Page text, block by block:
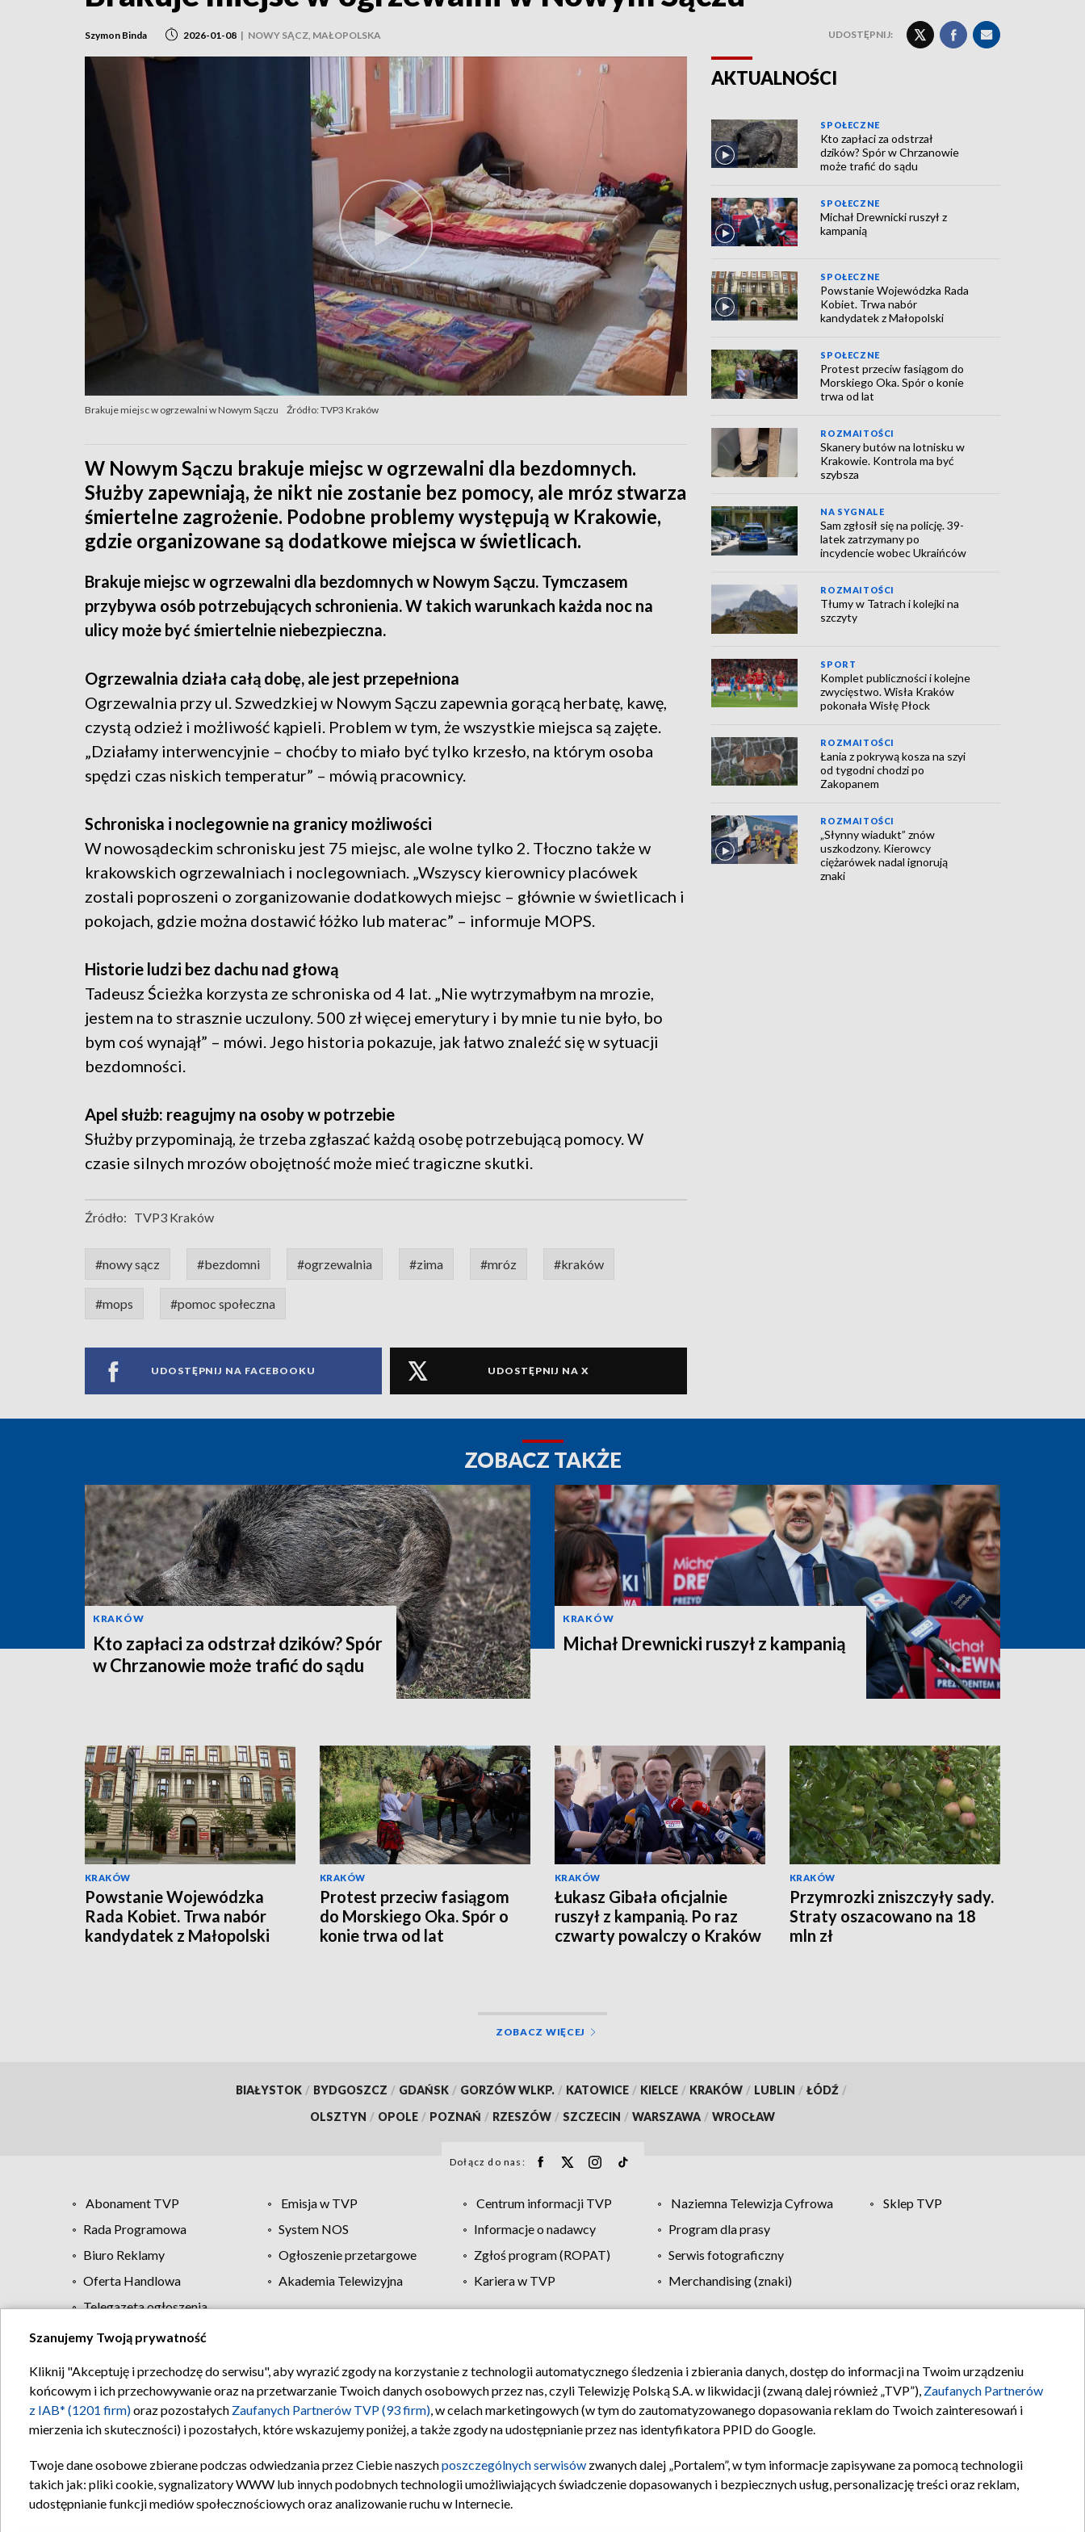
Szymon Binda 2026-01-08 | NOWY SĄCZ, MAŁOPOLSKA UDOSTĘPNIJ:
Brakuje miejsc w ogrzewalni w Nowym Sączu Źródło: TVP3 Kraków
W Nowym Sączu brakuje miejsc w ogrzewalni dla bezdomnych.
Służby zapewniają, że nikt nie zostanie bez pomocy, ale mróz stwarza
śmiertelne zagrożenie. Podobne problemy występują w Krakowie,
gdzie organizowane są dodatkowe miejsca w świetlicach.
Brakuje miejsc w ogrzewalni dla bezdomnych w Nowym Sączu. Tymczasem
przybywa osób potrzebujących schronienia. W takich warunkach każda noc na
ulicy może być śmiertelnie niebezpieczna.
Ogrzewalnia działa całą dobę, ale jest przepełniona
Ogrzewalnia przy ul. Szwedzkiej w Nowym Sączu zapewnia gorącą herbatę, kawę,
czystą odzież i możliwość kąpieli. Problem w tym, że wszystkie miejsca są zajęte.
„Działamy interwencyjnie – choćby to miało być tylko krzesło, na którym osoba
spędzi czas niskich temperatur” – mówią pracownicy.
Schroniska i noclegownie na granicy możliwości
W nowosądeckim schronisku jest 75 miejsc, ale wolne tylko 2. Tłoczno także w
krakowskich ogrzewalniach i noclegowniach. „Wszyscy kierownicy placówek
zostali poproszeni o zorganizowanie dodatkowych miejsc – głównie w świetlicach i
pokojach, gdzie można dostawić łóżko lub materac” – informuje MOPS.
Historie ludzi bez dachu nad głową
Tadeusz Ścieżka korzysta ze schroniska od 4 lat. „Nie wytrzymałbym na mrozie,
jestem na to strasznie uczulony. 500 zł więcej emerytury i by mnie tu nie było, bo
bym coś wynajął” – mówi. Jego historia pokazuje, jak łatwo znaleźć się w sytuacji
bezdomności.
Apel służb: reagujmy na osoby w potrzebie
Służby przypominają, że trzeba zgłaszać każdą osobę potrzebującą pomocy. W
czasie silnych mrozów obojętność może mieć tragiczne skutki.
Źródło: TVP3 Kraków
#nowy sącz #bezdomni #ogrzewalnia #zima #mróz #kraków
#mops #pomoc społeczna
UDOSTĘPNIJ NA FACEBOOKU UDOSTĘPNIJ NA X
AKTUALNOŚCI
SPOŁECZNE
Kto zapłaci za odstrzał
dzików? Spór w Chrzanowie
może trafić do sądu
SPOŁECZNE
Michał Drewnicki ruszył z
kampanią
SPOŁECZNE
Powstanie Wojewódzka Rada
Kobiet. Trwa nabór
kandydatek z Małopolski
SPOŁECZNE
Protest przeciw fasiągom do
Morskiego Oka. Spór o konie
trwa od lat
ROZMAITOŚCI
Skanery butów na lotnisku w
Krakowie. Kontrola ma być
szybsza
NA SYGNALE
Sam zgłosił się na policję. 39-
latek zatrzymany po
incydencie wobec Ukraińców
ROZMAITOŚCI
Tłumy w Tatrach i kolejki na
szczyty
SPORT
Komplet publiczności i kolejne
zwycięstwo. Wisła Kraków
pokonała Wisłę Płock
ROZMAITOŚCI
Łania z pokrywą kosza na szyi
od tygodni chodzi po
Zakopanem
ROZMAITOŚCI
„Słynny wiadukt” znów
uszkodzony. Kierowcy
ciężarówek nadal ignorują
znaki
ZOBACZ TAKŻE
KRAKÓW
Kto zapłaci za odstrzał dzików? Spór
w Chrzanowie może trafić do sądu
KRAKÓW
Michał Drewnicki ruszył z kampanią
KRAKÓW
Powstanie Wojewódzka
Rada Kobiet. Trwa nabór
kandydatek z Małopolski
KRAKÓW
Protest przeciw fasiągom
do Morskiego Oka. Spór o
konie trwa od lat
KRAKÓW
Łukasz Gibała oficjalnie
ruszył z kampanią. Po raz
czwarty powalczy o Kraków
KRAKÓW
Przymrozki zniszczyły sady.
Straty oszacowano na 18
mln zł
ZOBACZ WIĘCEJ
BIAŁYSTOK / BYDGOSZCZ / GDAŃSK / GORZÓW WLKP. / KATOWICE / KIELCE / KRAKÓW / LUBLIN / ŁÓDŹ /
OLSZTYN / OPOLE / POZNAŃ / RZESZÓW / SZCZECIN / WARSZAWA / WROCŁAW
Dołącz do nas:
Abonament TVP Emisja w TVP Centrum informacji TVP Naziemna Telewizja Cyfrowa
Sklep TVP
Rada Programowa
System NOS Informacje o nadawcy
Program dla prasy
Biuro Reklamy
Ogłoszenie przetargowe Zgłoś program (ROPAT)
Serwis fotograficzny
Oferta Handlowa
Akademia Telewizyjna Kariera w TVP
Merchandising (znaki)
Telegazeta ogłoszenia
Regulamin TVP Polityka prywatności Moje zgody Pomoc Biuro reklamy Kontakt
Szanujemy Twoją prywatność
Kliknij "Akceptuję i przechodzę do serwisu", aby wyrazić zgody na korzystanie z technologii automatycznego śledzenia i zbierania danych, dostęp do informacji na Twoim urządzeniu
końcowym i ich przechowywanie oraz na przetwarzanie Twoich danych osobowych przez nas, czyli Telewizję Polską S.A. w likwidacji (zwaną dalej również „TVP”), Zaufanych Partnerów
z IAB* (1201 firm)oraz pozostałych Zaufanych Partnerów TVP (93 firm), w celach marketingowych (w tym do zautomatyzowanego dopasowania reklam do Twoich zainteresowań i
mierzenia ich skuteczności) i pozostałych, które wskazujemy poniżej, a także zgody na udostępnianie przez nas identyfikatora PPID do Google.
Twoje dane osobowe zbierane podczas odwiedzania przez Ciebie naszychposzczególnych serwisów zwanych dalej „Portalem”, w tym informacje zapisywane za pomocą technologii
takich jak: pliki cookie, sygnalizatory WWW lub innych podobnych technologii umożliwiających świadczenie dopasowanych i bezpiecznych usług, personalizację treści oraz reklam,
udostępnianie funkcji mediów społecznościowych oraz analizowanie ruchu w Internecie.